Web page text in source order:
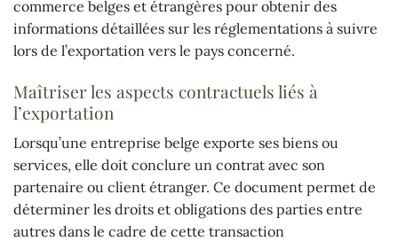
commerce belges et étrangères pour obtenir des
informations détaillées sur les réglementations à suivre
lors de l’exportation vers le pays concerné.
Maîtriser les aspects contractuels liés à
l’exportation
Lorsqu’une entreprise belge exporte ses biens ou
services, elle doit conclure un contrat avec son
partenaire ou client étranger. Ce document permet de
déterminer les droits et obligations des parties entre
autres dans le cadre de cette transaction